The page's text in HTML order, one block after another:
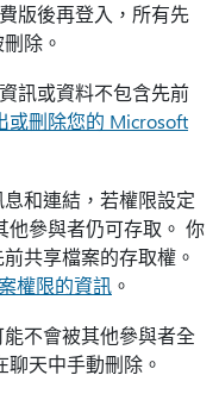
版後再登入，所有先
除。
訊或資料不包含先前
或刪除您的 Microsoft
和連結，若權限設定
他參與者仍可存取。 你
共享檔案的存取權。
權限的資訊 。
不會被其他參與者全
天中手動刪除。